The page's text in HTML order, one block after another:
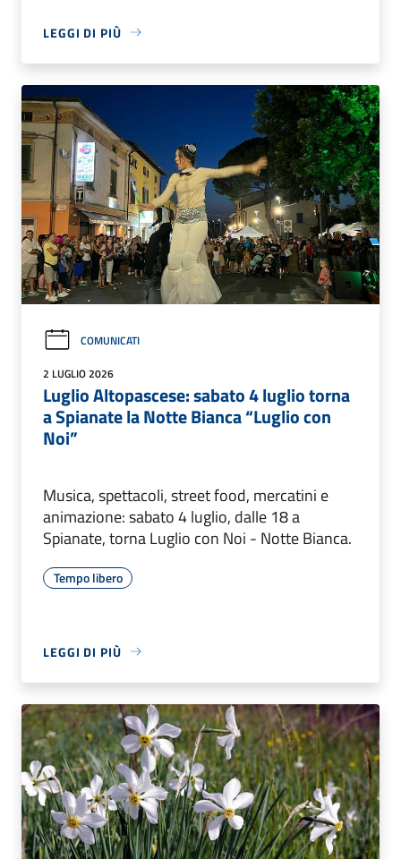
LEGGI DI PIÙ
COMUNICATI
2 LUGLIO 2026
Luglio Altopascese: sabato 4 luglio torna
a Spianate la Notte Bianca “Luglio con
Noi”
Musica, spettacoli, street food, mercatini e
animazione: sabato 4 luglio, dalle 18 a
Spianate, torna Luglio con Noi - Notte Bianca.
Tempo libero
LEGGI DI PIÙ